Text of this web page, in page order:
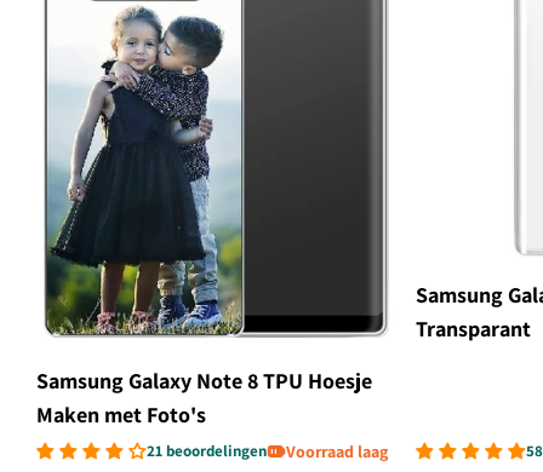
Samsung Galaxy Note 8 TPU Hoesje
Maken met Foto's
21 beoordelingen Voorraad laag
Samsung
Transparant